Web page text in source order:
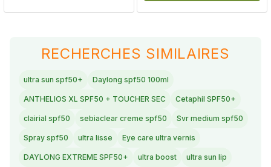
RECHERCHES SIMILAIRES
ultra sun spf50+ Daylong spf50 100ml
ANTHELIOS XL SPF50 + TOUCHER SEC Cetaphil SPF50+
clairial spf50 sebiaclear creme spf50 Svr medium spf50
Spray spf50 ultra lisse Eye care ultra vernis
DAYLONG EXTREME SPF50+ ultra boost ultra sun lip